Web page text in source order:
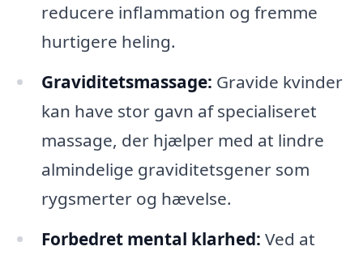
reducere inflammation og fremme
hurtigere heling.
Graviditetsmassage: Gravide kvinder
kan have stor gavn af specialiseret
massage, der hjælper med at lindre
almindelige graviditetsgener som
rygsmerter og hævelse.
Forbedret mental klarhed: Ved at